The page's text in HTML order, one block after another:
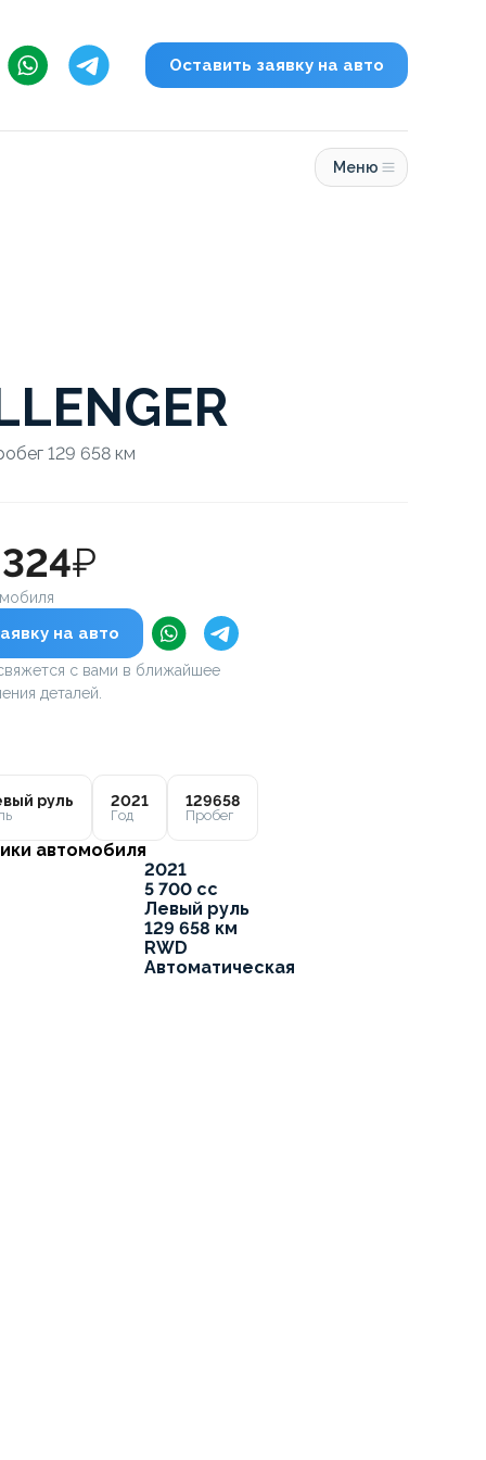
Оставить заявку на авто
Меню
129 658 км
₽
на авто
с вами в ближайшее
деталей.
руль 2021
Год
129658
Пробег
автомобиля
2021
5 700 cc
Левый руль
129 658 км
RWD
Автоматическая